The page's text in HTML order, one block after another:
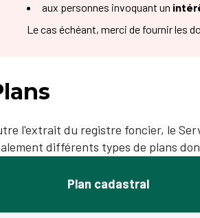
aux personnes invoquant un
Le cas échéant, merci de fournir les
l'extrait du registre foncier, le
différents types de plans
Plan cadastral